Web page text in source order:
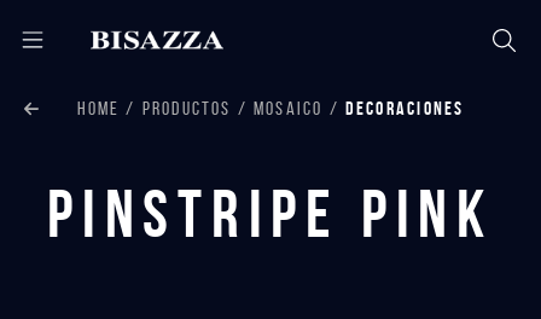
HOME PRODUCTOS MOSAICO DECORACIONES
Pinstripe Pink